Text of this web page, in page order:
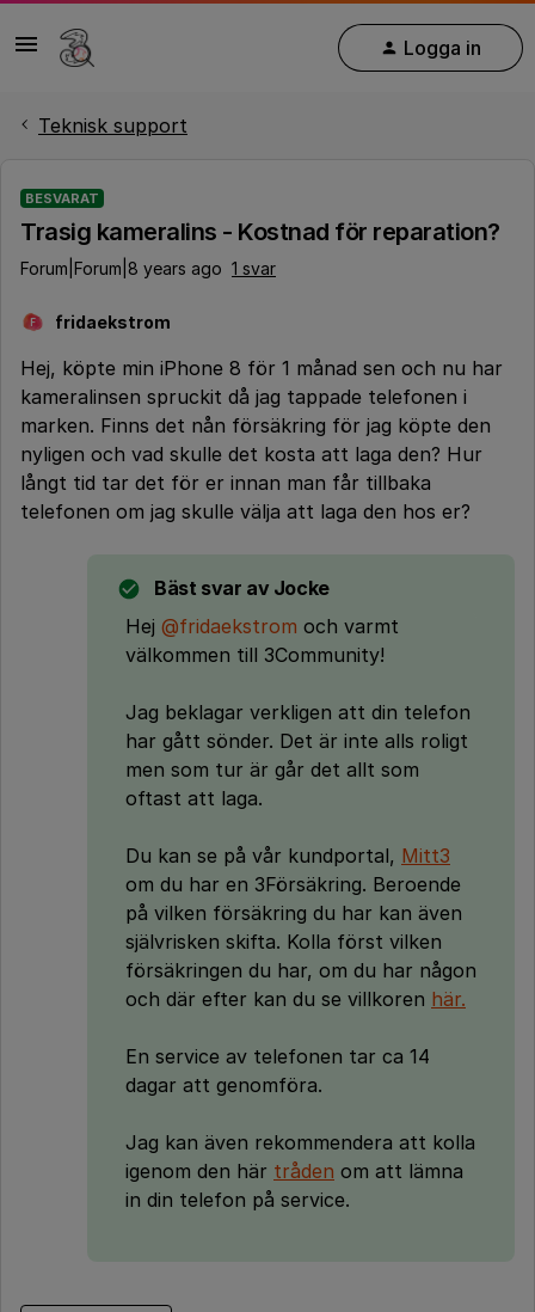
Logga in
Teknisk support
BESVARAT
Trasig kameralins - Kostnad för reparation?
Forum|Forum|8 years ago 1 svar
F fridaekstrom
Hej, köpte min iPhone 8 för 1 månad sen och nu har
kameralinsen spruckit då jag tappade telefonen i
marken. Finns det nån försäkring för jag köpte den
nyligen och vad skulle det kosta att laga den? Hur
långt tid tar det för er innan man får tillbaka
telefonen om jag skulle välja att laga den hos er?
Bäst svar av Jocke
Hej @fridaekstrom och varmt
välkommen till 3Community!
Jag beklagar verkligen att din telefon
har gått sönder. Det är inte alls roligt
men som tur är går det allt som
oftast att laga.
Du kan se på vår kundportal, Mitt3
om du har en 3Försäkring. Beroende
på vilken försäkring du har kan även
självrisken skifta. Kolla först vilken
försäkringen du har, om du har någon
och där efter kan du se villkoren här.
En service av telefonen tar ca 14
dagar att genomföra.
Jag kan även rekommendera att kolla
igenom den här tråden om att lämna
in din telefon på service.